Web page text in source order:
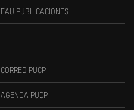
FAU PUBLICACIONES
CORREO PUCP
AGENDA PUCP